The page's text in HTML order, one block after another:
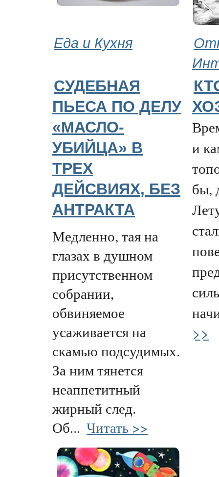
Еда и Кухня
СУДЕБНАЯ
ПЬЕСА ПО ДЕЛУ
«МАСЛО-
УБИЙЦА» В
ТРЕХ
ДЕЙСВИЯХ, БЕЗ
АНТРАКТА
Медленно, тая на
глазах в душном
присутственном
собрании,
обвиняемое
усаживается на
скамью подсудимых.
За ним тянется
неаппетитный
жирный след.
Об... Читать >>
и
бы,
>>